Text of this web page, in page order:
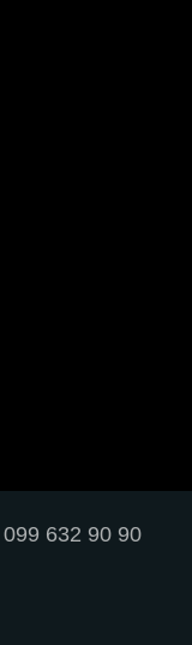
099 632 90 90